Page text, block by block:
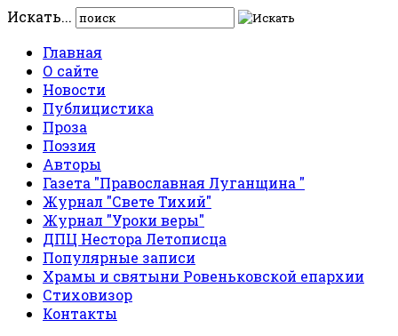
Искать...
Главная
О сайте
Новости
Публицистика
Проза
Поэзия
Авторы
Газета "Православная Луганщина "
Журнал "Свете Тихий"
Журнал "Уроки веры"
ДПЦ Нестора Летописца
Популярные записи
Храмы и святыни Ровеньковской епархии
Стиховизор
Контакты